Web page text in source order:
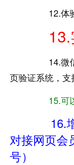
12.体
14.微
页验证系统，
15.可
16.
对接网页会
号）